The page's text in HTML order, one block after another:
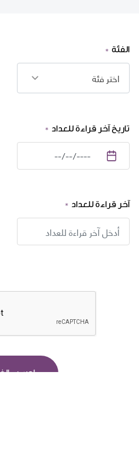
الفئة
اختر فئة
تاريخ آخر قراءة للعداد
آخر قراءة للعداد